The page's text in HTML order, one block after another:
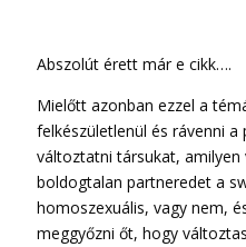
Abszolút érett már e cikk….
Mielőtt azonban ezzel a
felkészületlenül és rávenni
változtatni társukat, amilyen
boldogtalan partneredet a
homoszexuális, vagy nem,
meggyőzni őt, hogy